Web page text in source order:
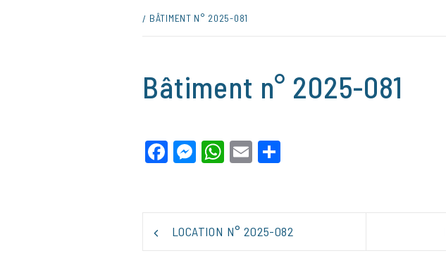
BÂTIMENT N° 2025-081
Bâtiment n° 2025-081
Facebook
Messenger
WhatsApp
Email
NAVIGATION
DE
LOCATION N° 2025-082